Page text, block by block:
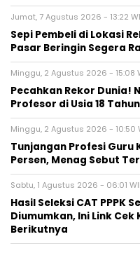
Jumat, 7 Agustus 2026 - 13:22
Sepi Pembeli di Lokasi
Pasar Beringin Segera
Minggu, 2 Agustus 2026 - 15:08
Pecahkan Rekor Dunia!
Profesor di Usia 18 Tahun
Minggu, 2 Agustus 2026 - 10:50
Tunjangan Profesi Guru
Persen, Menag Sebut
Sabtu, 1 Agustus 2026 - 06:01
Hasil Seleksi CAT PPPK
Diumumkan, Ini Link
Berikutnya